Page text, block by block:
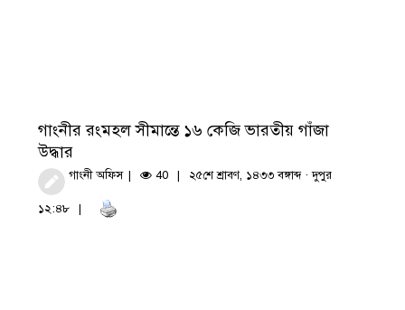
গাংনীর রংমহল সীমান্তে ১৬ কেজি ভারতীয় গাঁজা
উদ্ধার
গাংনী অফিস 40 ২৫শে শ্রাবণ, ১৪৩৩ বঙ্গাব্দ · দুপুর
১২:৪৮